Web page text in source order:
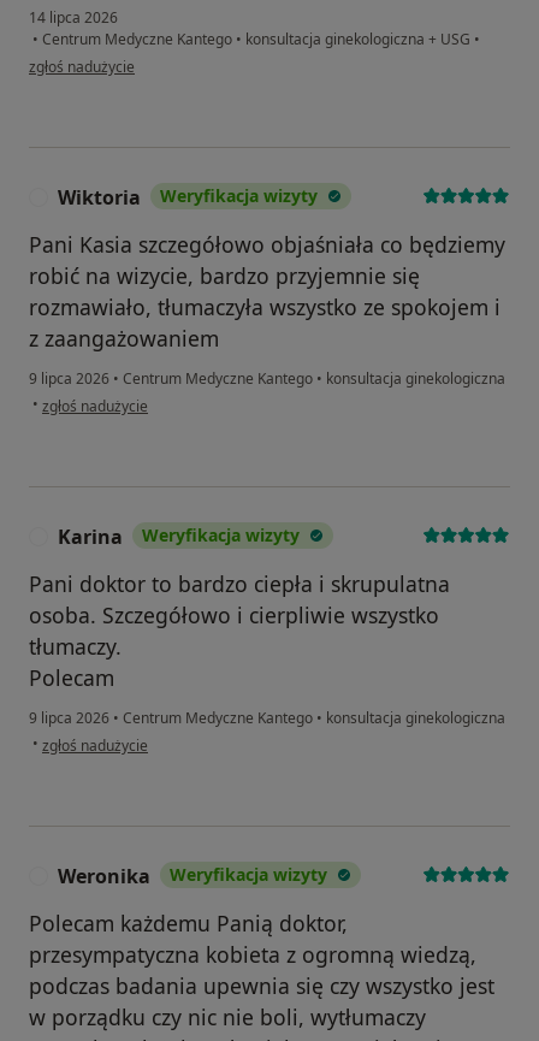
14 lipca 2026
• Centrum Medyczne Kantego • konsultacja ginekologiczna + USG •
w opinii użytkownika Sylwia
zgłoś nadużycie
Wiktoria Weryfikacja wizyty
Pani Kasia szczegółowo objaśniała co będziemy
robić na wizycie, bardzo przyjemnie się
rozmawiało, tłumaczyła wszystko ze spokojem i
z zaangażowaniem
9 lipca 2026 • Centrum Medyczne Kantego • konsultacja ginekologiczna
• w opinii użytkownika Wiktoria
zgłoś nadużycie
Karina Weryfikacja wizyty
Pani doktor to bardzo ciepła i skrupulatna
osoba. Szczegółowo i cierpliwie wszystko
tłumaczy.
Polecam
9 lipca 2026 • Centrum Medyczne Kantego • konsultacja ginekologiczna
• w opinii użytkownika Karina
zgłoś nadużycie
Weronika Weryfikacja wizyty
Polecam każdemu Panią doktor,
przesympatyczna kobieta z ogromną wiedzą,
podczas badania upewnia się czy wszystko jest
w porządku czy nic nie boli, wytłumaczy